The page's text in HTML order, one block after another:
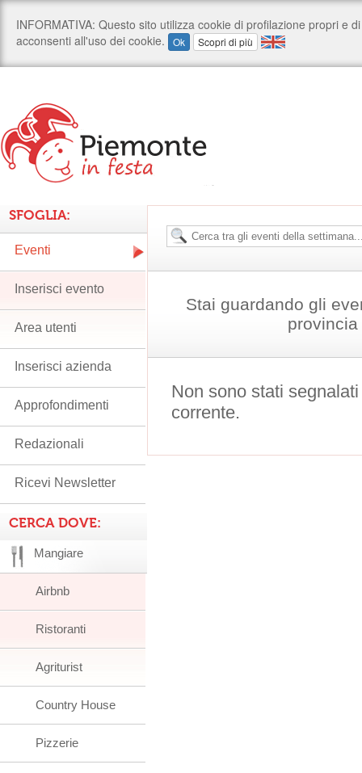
Stai guardando gli
Non sono stati
corrente.
SFOGLIA:
Eventi
Inserisci evento
Area utenti
Inserisci azienda
Approfondimenti
Redazionali
Ricevi Newsletter
CERCA DOVE:
Mangiare
Airbnb
Ristoranti
Agriturist
Country House
Pizzerie